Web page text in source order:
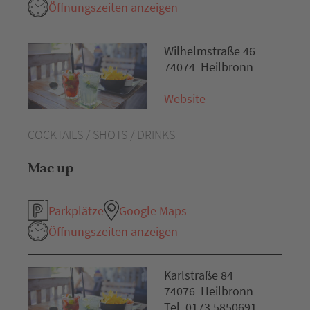
Öffnungszeiten anzeigen
COCKTAILS / SHOTS / DRINKS
Mac up
Parkplätze
Google Maps
Öffnungszeiten anzeigen
Wilhelmstraße 46
74074 Heilbronn
Website
Karlstraße 84
74076 Heilbronn